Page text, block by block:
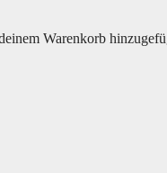
Warenkorb